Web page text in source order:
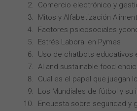
Comercio electrónico y
Mitos y Alfabetización
Factores psicosociales
Estrés Laboral en Pymes
Uso de chatbots educativos
AI and sustainable food
Cual es el papel que juegan
Los Mundiales de fútbol y su
Encuesta sobre seguridad y